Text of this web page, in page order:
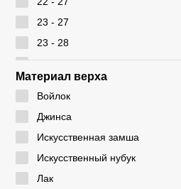
CM
CYCY
DADA
DICNI
DINO ALBAT
DUOLE
23 - 27
23 - 28
24 - 28
24 - 29
26 - 30
26 - 31
27 - 32
Материал верха
Войлок
Джинса
Искусственная замша
Искусственный нубук
Лак